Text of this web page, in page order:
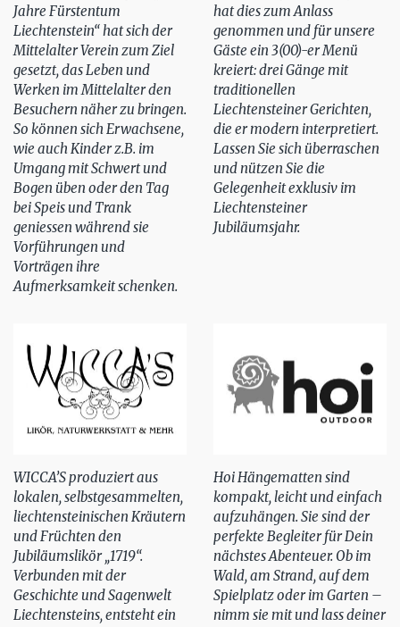
Jahre Fürstentum
Liechtenstein“ hat sich der
Mittelalter Verein zum Ziel
gesetzt, das Leben und
Werken im Mittelalter den
Besuchern näher zu bringen.
So können sich Erwachsene,
wie auch Kinder z.B. im
Umgang mit Schwert und
Bogen üben oder den Tag
bei Speis und Trank
geniessen während sie
Vorführungen und
Vorträgen ihre
Aufmerksamkeit schenken.
hat dies zum Anlass
genommen und für unsere
Gäste ein 3(00)-er Menü
kreiert: drei Gänge mit
traditionellen
Liechtensteiner Gerichten,
die er modern interpretiert.
Lassen Sie sich überraschen
und nützen Sie die
Gelegenheit exklusiv im
Liechtensteiner
Jubiläumsjahr.
WICCA’S produziert aus
lokalen, selbstgesammelten,
liechtensteinischen Kräutern
und Früchten den
Jubiläumslikör „1719“.
Verbunden mit der
Geschichte und Sagenwelt
Liechtensteins, entsteht ein
Hoi Hängematten sind
kompakt, leicht und einfach
aufzuhängen. Sie sind der
perfekte Begleiter für Dein
nächstes Abenteuer. Ob im
Wald, am Strand, auf dem
Spielplatz oder im Garten –
nimm sie mit und lass deiner